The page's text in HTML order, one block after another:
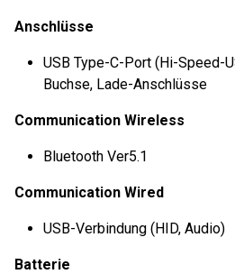
Anschlüsse
USB Type-C-Port (Hi-Speed-
Buchse, Lade-Anschlüsse
Communication Wireless
Bluetooth Ver5.1
Communication Wired
USB-Verbindung (HID, Audio)
Batterie